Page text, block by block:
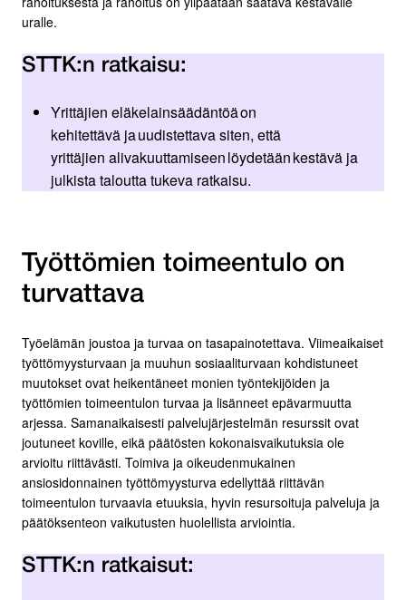
uralle.
STTK:n ratkaisu:
Yrittäjien eläkelainsäädäntöä on
kehitettävä ja uudistettava siten, että
yrittäjien alivakuuttamiseen löydetään kestävä ja
julkista taloutta tukeva ratkaisu.
Työttömien toimeentulo on
turvattava
Työelämän joustoa ja turvaa on tasapainotettava. Viimeaikaiset
työttömyysturvaan ja muuhun sosiaaliturvaan kohdistuneet
muutokset ovat heikentäneet monien työntekijöiden ja
työttömien toimeentulon turvaa ja lisänneet epävarmuutta
arjessa. Samanaikaisesti palvelujärjestelmän resurssit ovat
joutuneet koville, eikä päätösten kokonaisvaikutuksia ole
arvioitu riittävästi. Toimiva ja oikeudenmukainen
ansiosidonnainen työttömyysturva edellyttää riittävän
toimeentulon turvaavia etuuksia, hyvin resursoituja palveluja ja
päätöksenteon vaikutusten huolellista arviointia.
STTK:n ratkaisut: